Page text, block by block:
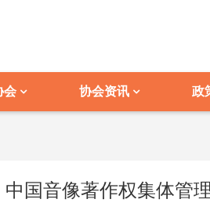
会 协会资讯 政
中国音像著作权集体管